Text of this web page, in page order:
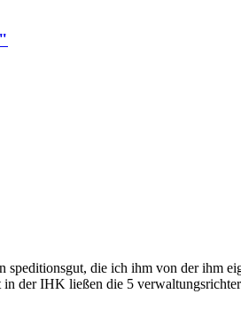
die ich ihm von der ihm
der IHK ließen die 5